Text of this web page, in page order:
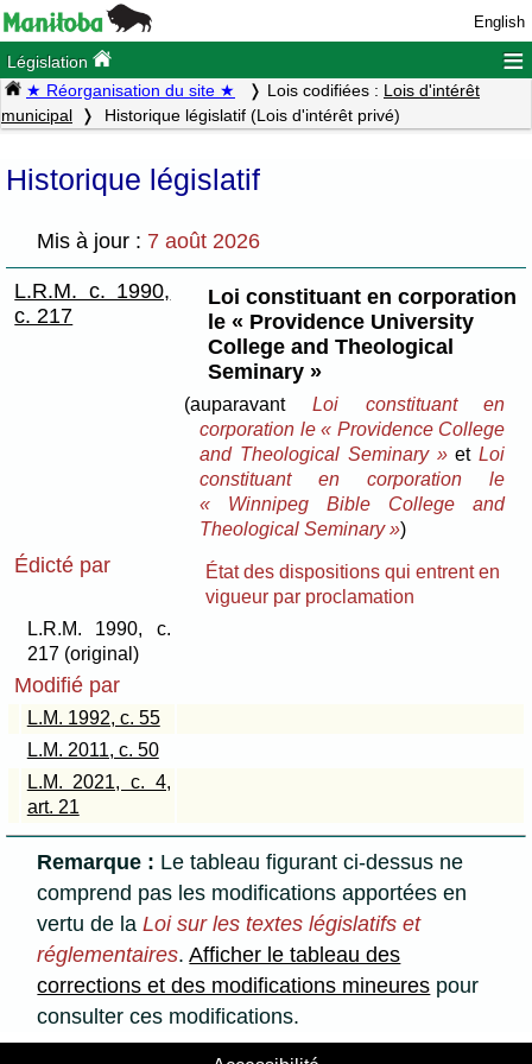
English
Législation ≡
★ Réorganisation du site ★ Lois codifiées : Lois d'intérêt
municipal
Historique législatif (Lois d'intérêt privé)
Historique législatif
Mis à jour : 7 août 2026
L.R.M. c. 1990,
c. 217
Loi constituant en corporation
le « Providence University
College and Theological
Seminary »
(auparavant Loi constituant en
corporation le « Providence College
and Theological Seminary »etLoi
constituant en corporation le
« Winnipeg Bible College and
Theological Seminary »)
Édicté par
État des dispositions qui entrent en
vigueur par proclamation
L.R.M. 1990, c.
217 (original)
Modifié par
L.M. 1992, c. 55
L.M. 2011, c. 50
L.M. 2021, c. 4,
art. 21
Remarque : Le tableau figurant ci-dessus ne
comprend pas les modifications apportées en
vertu de laLoi sur les textes législatifs et
réglementaires.Afficher le tableau des
corrections et des modifications mineures pour
consulter ces modifications.